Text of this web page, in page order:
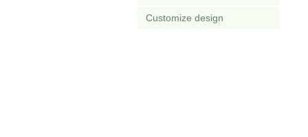
Customize design